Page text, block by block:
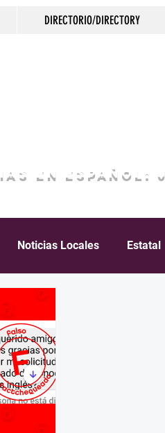
DIRECTORIO/DIRECTORY
EN ESPAÑOL:
Noticias Locales Estatal
Inmigración
Tecnología